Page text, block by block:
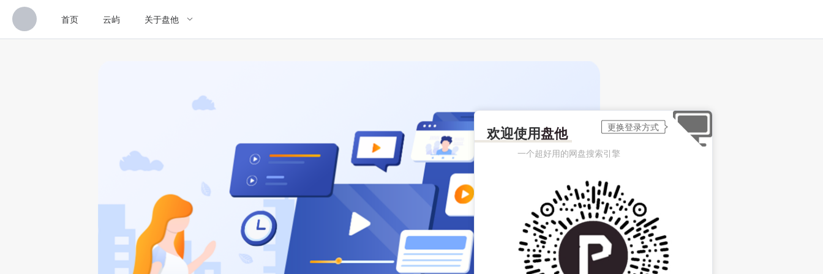
首页 云屿 关于盘他
欢迎使用盘他
一个超好用的网盘搜索引擎